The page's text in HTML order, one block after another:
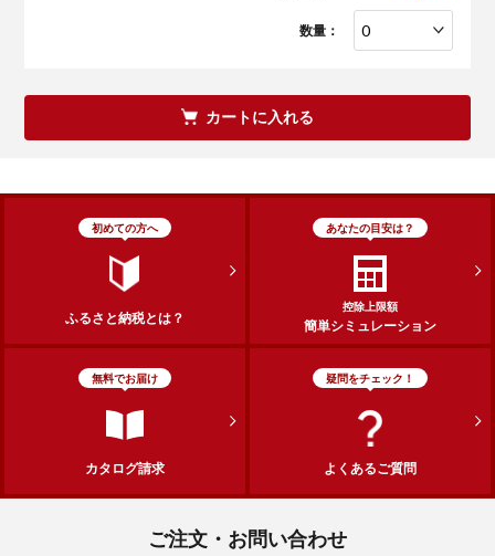
数量：
カートに入れる
初めての方へ
ふるさと納税とは？
あなたの目安は？
控除上限額
簡単シミュレーション
無料でお届け
カタログ請求
疑問をチェック！
よくあるご質問
ご注文・お問い合わせ